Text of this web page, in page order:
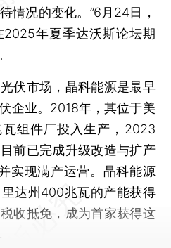
情况的变化。”6月24日，
2025年夏季达沃斯论坛期
市场，晶科能源是最早
企业。2018年，其位于美
组件厂投入生产，2023
前已完成升级改造与扩产
实现满产运营。晶科能源
达州400兆瓦的产能获得
收抵免，成为首家获得这